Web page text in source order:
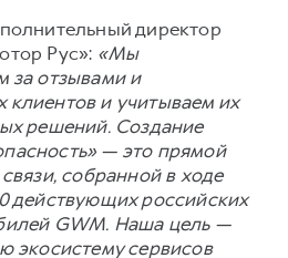
директор
Рус»: «Мы
за отзывами и
и учитываем их
решений. Создание
— это прямой
собранной в ходе
действующих российских
GWM. Наша цель —
экосистему сервисов